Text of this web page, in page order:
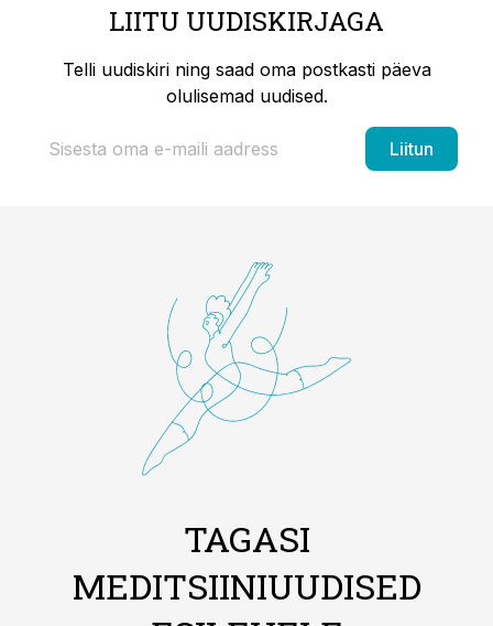
LIITU UUDISKIRJAGA
Telli uudiskiri ning saad oma postkasti päeva
olulisemad uudised.
Liitun
TAGASI
MEDITSIINIUUDISED